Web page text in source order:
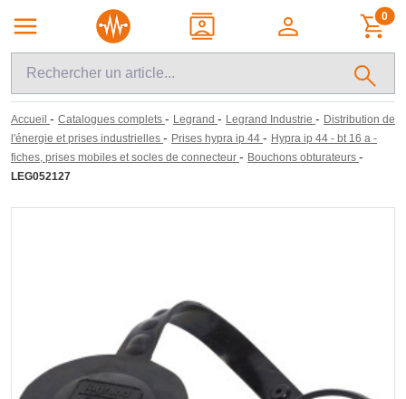
0
Accueil - Catalogues complets - Legrand - Legrand Industrie - Distribution de
l'énergie et prises industrielles - Prises hypra ip 44 - Hypra ip 44 - bt 16 a -
fiches, prises mobiles et socles de connecteur - Bouchons obturateurs -
LEG052127